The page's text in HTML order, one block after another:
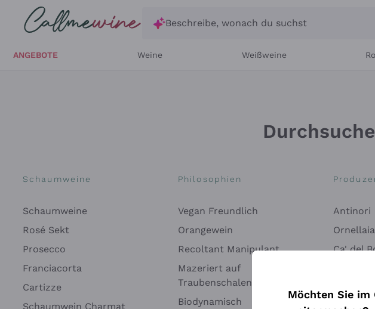
Zum Hauptinhalt springen
Beschreibe, wonach du suchst
ANGEBOTE Weine Weißweine
Schaumweine
Schaumweine
Rosé Sekt
Prosecco
Franciacorta
Cartizze
Schaumwein Charmat
Philosophien
Vegan Freundlich
Orangewein
Recoltant Manipulant
Mazeriert auf
Traubenschalen
Biodynamisch
Antinori
Ornellaia
Ca' del
Biondi
Möchten Sie